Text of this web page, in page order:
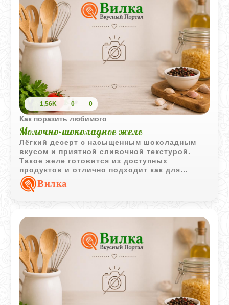
1,56K 0 0
Как поразить любимого
Молочно-шоколадное желе
Лёгкий десерт с насыщенным шоколадным
вкусом и приятной сливочной текстурой.
Такое желе готовится из доступных
продуктов и отлично подходит как для
семейного чаепития, так и для праздничного
меню.Вилка